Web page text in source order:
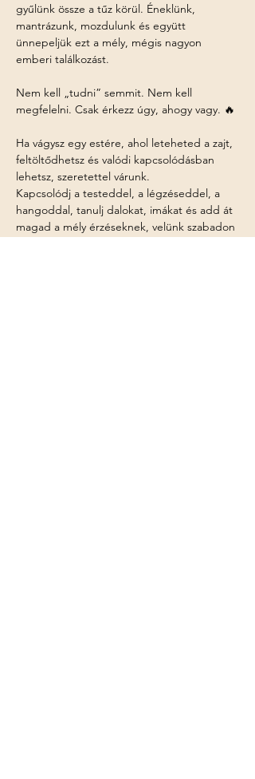
gyűlünk össze a tűz körül. Éneklünk,
mantrázunk, mozdulunk és együtt
ünnepeljük ezt a mély, mégis nagyon
emberi találkozást.
Nem kell „tudni” semmit. Nem kell
megfelelni. Csak érkezz úgy, ahogy vagy. 🔥
Ha vágysz egy estére, ahol leteheted a zajt,
feltöltődhetsz és valódi kapcsolódásban
lehetsz, szeretettel várunk.
Kapcsolódj a testeddel, a légzéseddel, a
hangoddal, tanulj dalokat, imákat és add át
magad a mély érzéseknek, velünk szabadon